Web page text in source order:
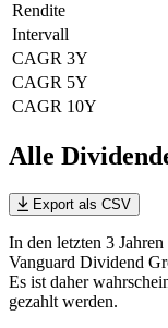
Rendite
Intervall
CAGR 3Y
CAGR 5Y
CAGR 10Y
Alle
Export als CSV
In den letzten 3
Vanguard Dividend
Es ist daher
gezahlt werden.